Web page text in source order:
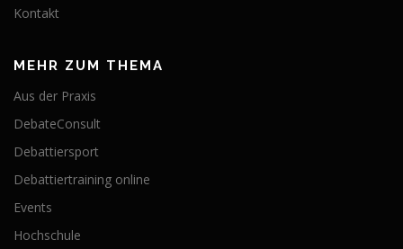
Kontakt
MEHR ZUM THEMA
Aus der Praxis
DebateConsult
Debattiersport
Debattiertraining online
Events
Hochschule